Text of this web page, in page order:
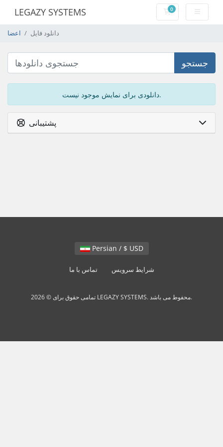
LEGAZY SYSTEMS 0کارت خرید
اعضا دانلود فایل
جستجو
دانلودی برای نمایش موجود نیست.
پشتیبانی
Persian / $ USD
تماس با ما شرایط سرویس
تمامی حقوق برای © 2026 LEGAZY SYSTEMS. محفوط می باشد.